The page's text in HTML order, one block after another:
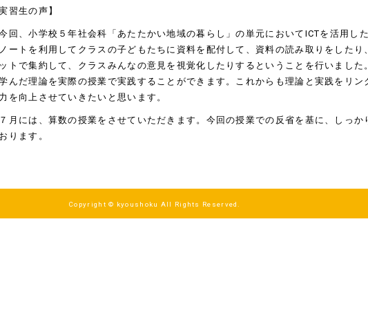
実習生の声】
回、小学校５年社会科「あたたかい地域の暮らし」の単元においてICTを活用し
ートを利用してクラスの子どもたちに資料を配付して、資料の読み取りをした
トで集約して、クラスみんなの意見を視覚化したりするということを行いまし
んだ理論を実際の授業で実践することができます。これからも理論と実践をリン
を向上させていきたいと思います。
月には、算数の授業をさせていただきます。今回の授業での反省を基に、しっか
ります。
Copyright © kyoushoku All Rights Reserved.